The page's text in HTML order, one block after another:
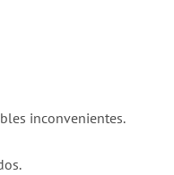
inconvenientes.